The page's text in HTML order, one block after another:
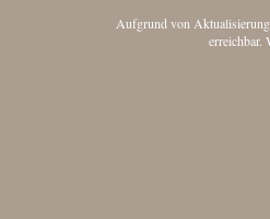
Aufgrund von
erreichbar.